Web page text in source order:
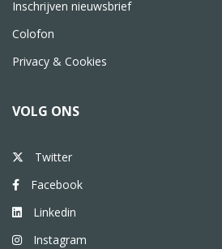
Inschrijven nieuwsbrief
Colofon
Privacy & Cookies
VOLG ONS
Twitter
Facebook
Linkedin
Instagram